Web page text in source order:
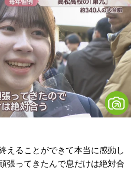
えることができて本当に感動し
張ってきたんで息だけは絶対合